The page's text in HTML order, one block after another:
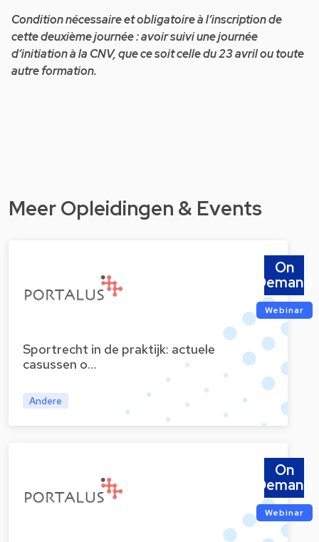
Condition nécessaire et obligatoire à l’inscription de
cette deuxième journée : avoir suivi une journée
d’initiation à la CNV, que ce soit celle du 23 avril ou toute
autre formation.
Meer Opleidingen & Events
Sportrecht in de praktijk: actuele
casussen o…
Andere
On
Demand
Webinar
On
Demand
Webinar